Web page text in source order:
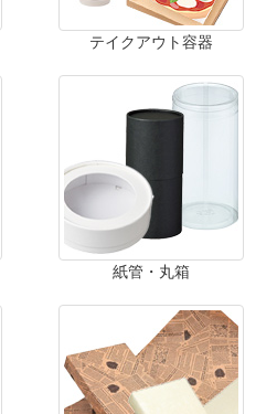
テイクアウト容器
紙管・丸箱